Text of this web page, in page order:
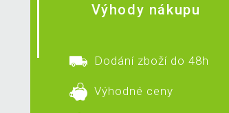
Výhody nákupu
Dodání zboží do 48h
Výhodné ceny